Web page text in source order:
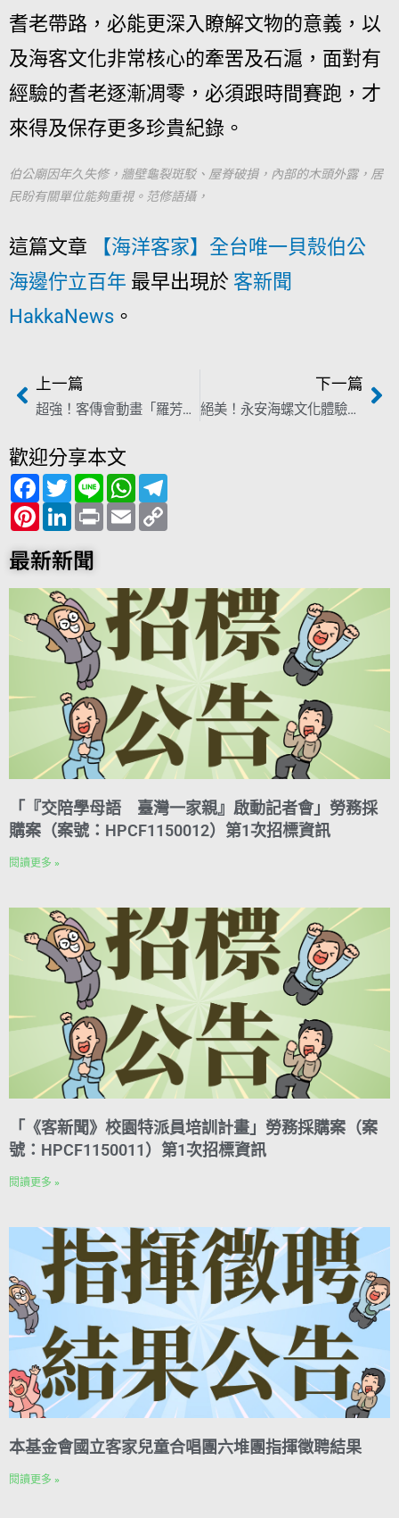
耆老帶路，必能更深入瞭解文物的意義，以
及海客文化非常核心的牽罟及石滬，面對有
經驗的耆老逐漸凋零，必須跟時間賽跑，才
來得及保存更多珍貴紀錄。
伯公廟因年久失修，牆壁龜裂斑駁、屋脊破損，內部的木頭外露，居
民盼有關單位能夠重視。范修語攝，
這篇文章
【海洋客家】全台唯一貝殼伯公
海邊佇立百年 最早出現於 客新聞
HakkaNews 。
上一篇
超強！客傳會動畫「羅芳伯」第五度拿獎 入選聖安東尼奧獨立電影節
下一篇
絕美！永安海螺文化體驗園區今開幕 ４大亮點打卡必看！
歡迎分享本文
F
a
c
e
b
o
o
k
T
w
i
t
t
e
r
L
i
n
e
W
h
a
t
s
p m
P
i
n
t
e
r
e
s
t
L
i
n
k
e
d
I
n
P
r
i
E
m
a
i
n
k
最新新聞
「『交陪學母語 臺灣一家親』啟動記者會」勞務採
購案（案號：HPCF1150012）第1次招標資訊
閱讀更多 »
「《客新聞》校園特派員培訓計畫」勞務採購案（案
號：HPCF1150011）第1次招標資訊
閱讀更多 »
本基金會國立客家兒童合唱團六堆團指揮徵聘結果
閱讀更多 »